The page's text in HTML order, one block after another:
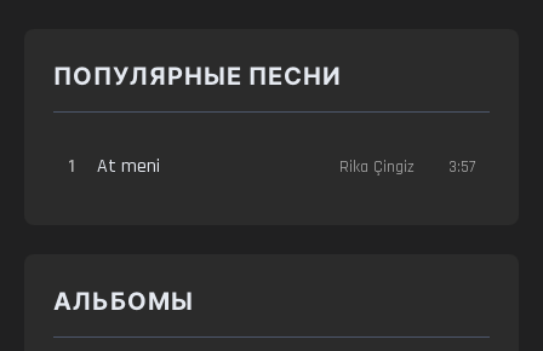
ПОПУЛЯРНЫЕ ПЕСНИ
1 At meni Rika Çingiz 3:57
АЛЬБОМЫ